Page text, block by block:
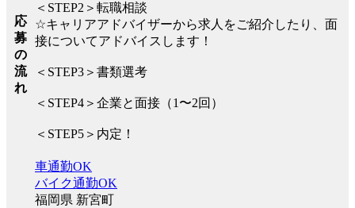
応
募
の
流
れ
＜STEP2＞転職相談
☆キャリアアドバイザーから求人をご紹介したり、面
接についてアドバイスします！
＜STEP3＞書類選考
＜STEP4＞企業と面接（1〜2回）
＜STEP5＞内定！
車通勤OK
バイク通勤OK
福岡県 新宮町